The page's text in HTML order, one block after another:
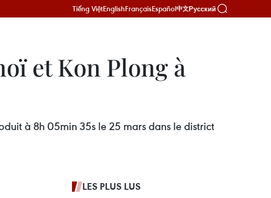
Tiếng ViệtEnglishFrançaisEspañol中文Русский
et Kon Plong à
à 8h 05min 35s le 25 mars dans le district
LES PLUS LUS